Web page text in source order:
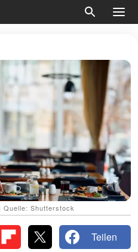
Quelle: Shutterstock
Teilen